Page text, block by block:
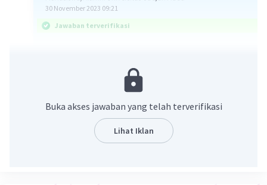
30 November 2023 09:21
Jawaban terverifikasi
Ditanya: a1 : a2...?
Buka akses jawaban yang telah terverifikasi
Lihat Iklan